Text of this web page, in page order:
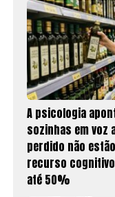
A psicologia
sozinhas em voz
perdido não
recurso
até 50%